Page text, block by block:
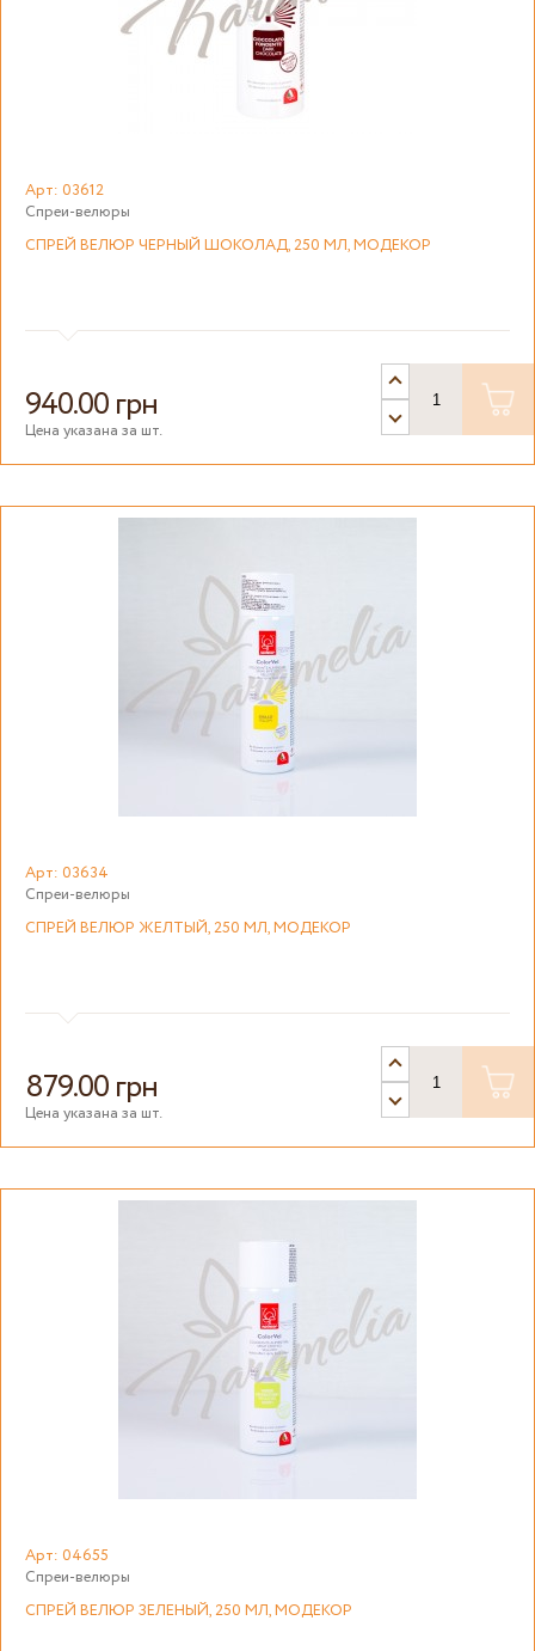
Арт: 03612
Спреи-велюры
СПРЕЙ ВЕЛЮР ЧЕРНЫЙ ШОКОЛАД, 250 МЛ, МОДЕКОР
940.00 грн
Цена указана за шт.
Арт: 03634
Спреи-велюры
СПРЕЙ ВЕЛЮР ЖЕЛТЫЙ, 250 МЛ, МОДЕКОР
879.00 грн
Цена указана за шт.
Арт: 04655
Спреи-велюры
СПРЕЙ ВЕЛЮР ЗЕЛЕНЫЙ, 250 МЛ, МОДЕКОР